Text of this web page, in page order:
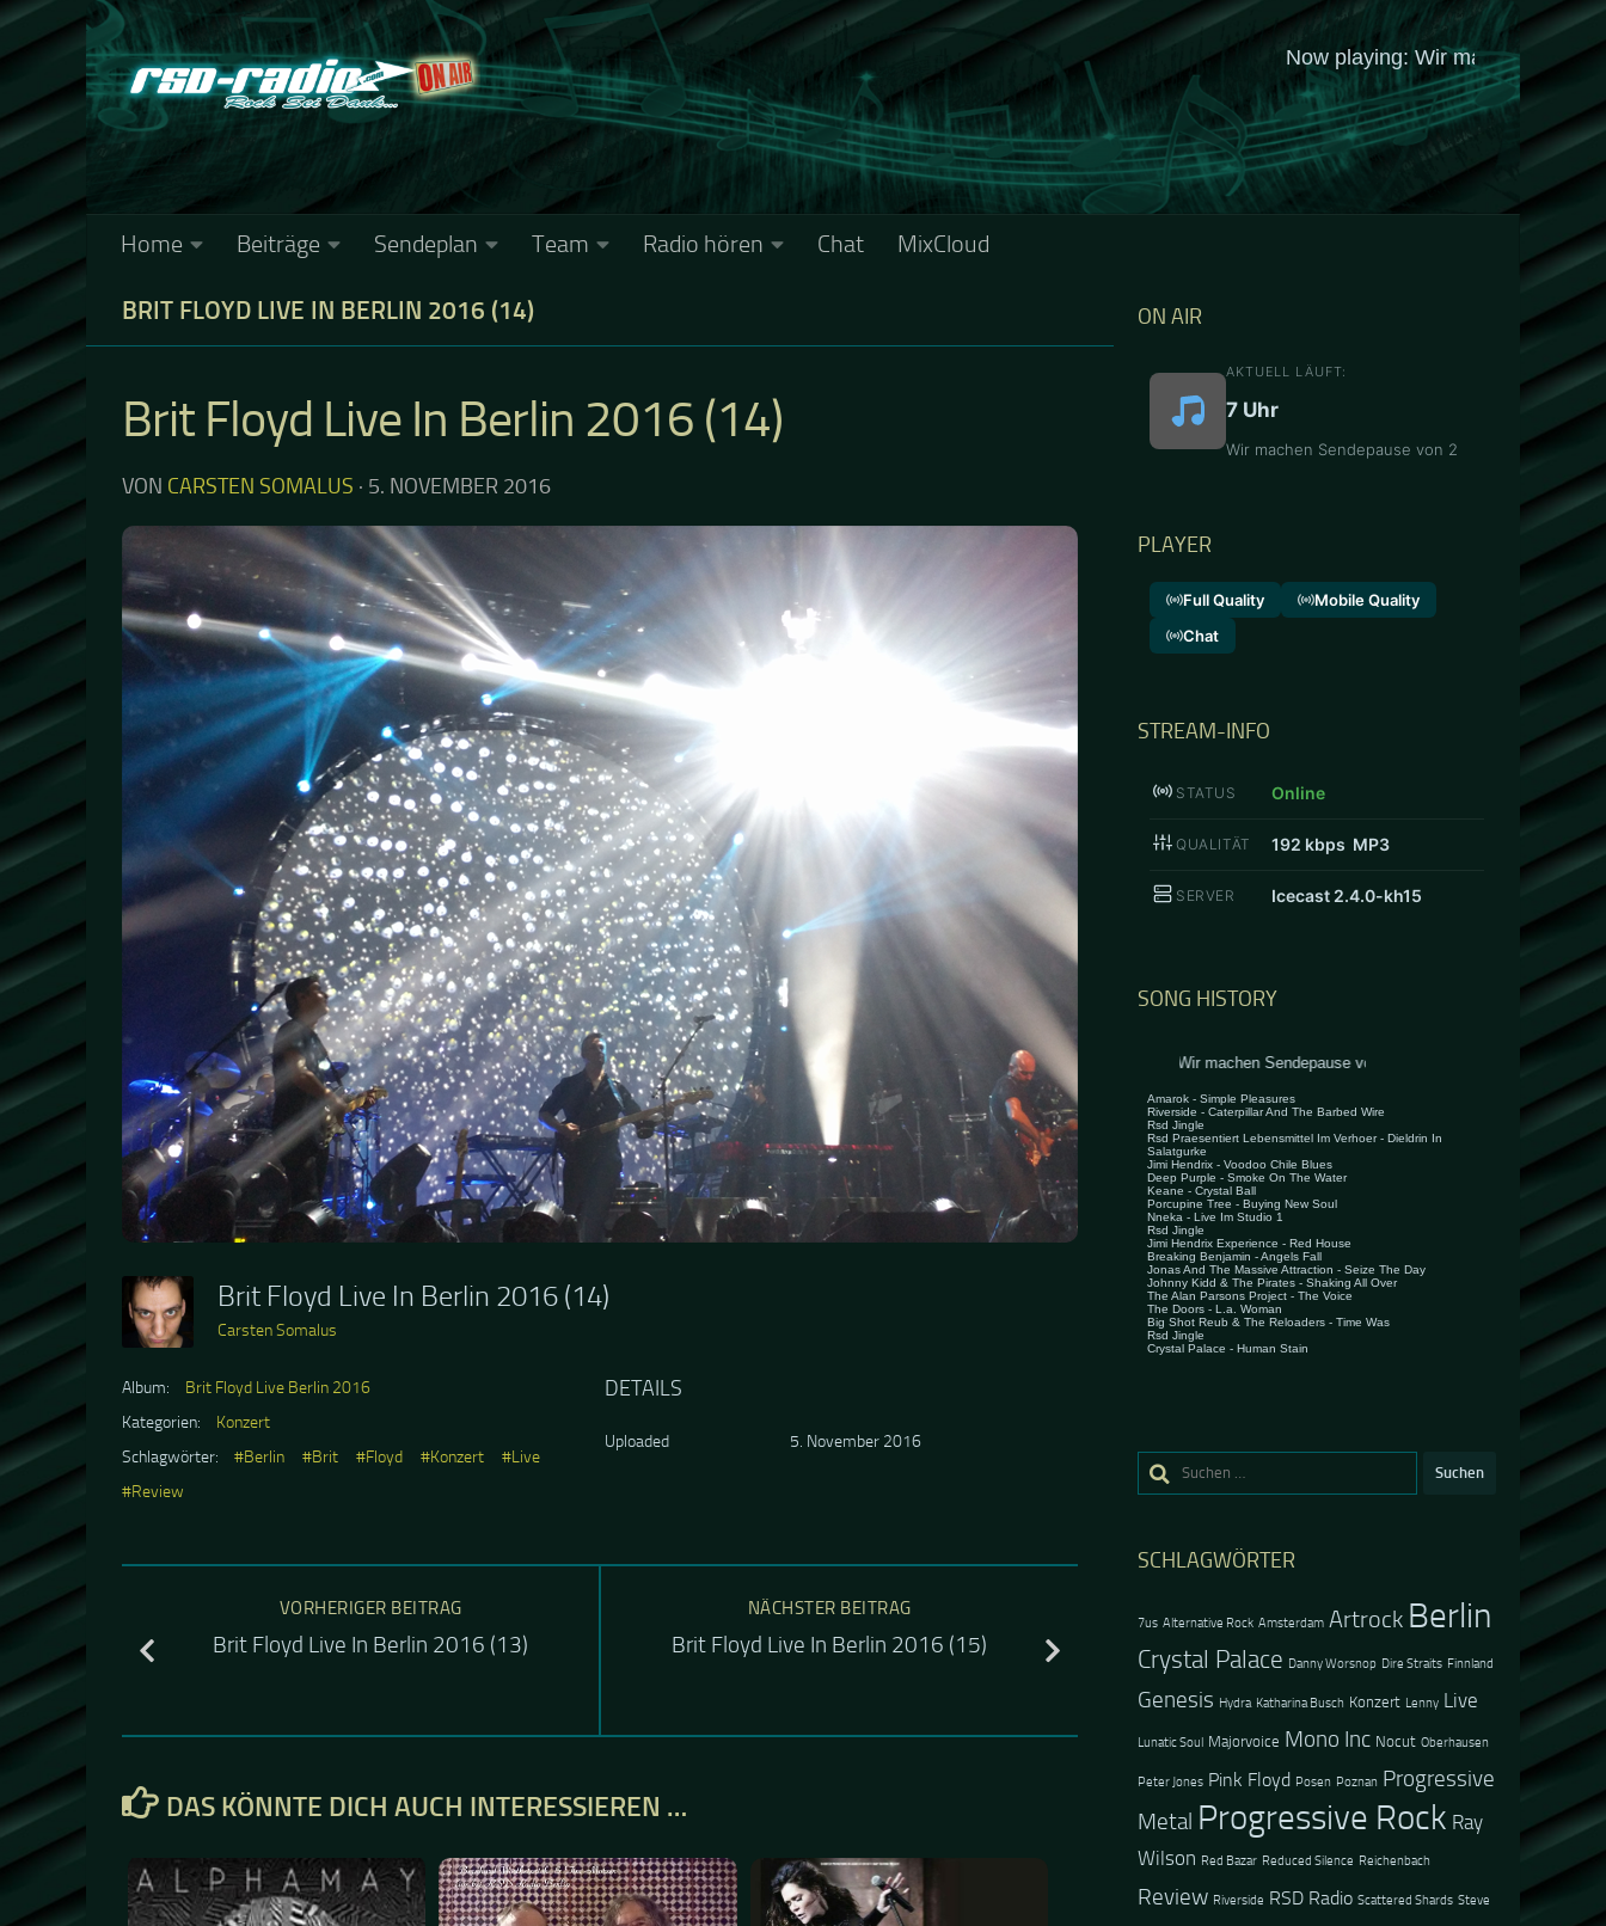
Zum Inhalt springen
Home Beiträge Sendeplan Team Radio hören Chat MixCloud
BRIT FLOYD LIVE IN BERLIN 2016 (14)
Brit Floyd Live In Berlin 2016 (14)
VON CARSTEN SOMALUS · 5. NOVEMBER 2016
Brit Floyd Live In Berlin 2016 (14)
Carsten Somalus
Album:
Brit Floyd Live Berlin 2016
Kategorien:
Konzert
Schlagwörter:
#Berlin #Brit #Floyd #Konzert
#Live
#Review
DETAILS
Uploaded 5. November 2016
NÄCHSTER BEITRAG
Brit Floyd Live In Berlin 2016 (15)
VORHERIGER BEITRAG
Brit Floyd Live In Berlin 2016 (13)
DAS KÖNNTE DICH AUCH INTERESSIEREN …
ON AIR
AKTUELL LÄUFT:
7 Uhr
Wir machen Sendepause von 2
PLAYER
Full Quality
Mobile Quality
Chat
STREAM-INFO
STATUS Online
QUALITÄT 192 kbps MP3
SERVER Icecast 2.4.0-kh15
SONG HISTORY
Suchen
SCHLAGWÖRTER
7us Alternative Rock Amsterdam Artrock Berlin
Crystal Palace Danny Worsnop Dire Straits Finnland
Genesis Hydra Katharina Busch Konzert Lenny Live
Lunatic Soul Majorvoice Mono Inc Nocut Oberhausen
Peter Jones Pink Floyd Posen Poznan Progressive
Metal Progressive Rock Ray
Wilson Red Bazar Reduced Silence Reichenbach
Review Riverside RSD Radio Scattered Shards Steve